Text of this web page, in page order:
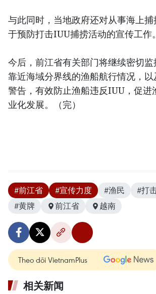
与此同时，当地政府还对从事海上
于预防打击IUU捕捞活动的宣传工作。
今后，前江省有关部门将继续密切
靠近海域分界线的渔船航行情况，
警告，有效防止渔船违反IUU，促进
业化发展。（完）
#前江省 #宣传力度 #渔民
#打
#黄牌
前江省 越南
Theo dõi VietnamPlus
相关新闻